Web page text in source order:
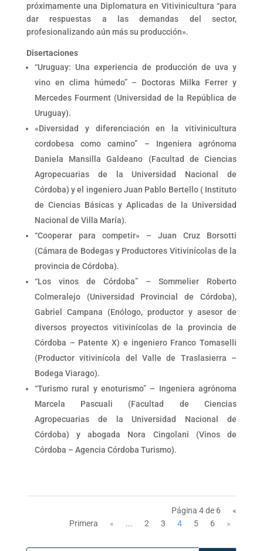
próximamente una Diplomatura en Vitivinicultura “para
dar respuestas a las demandas del sector,
profesionalizando aún más su producción».
Disertaciones
“Uruguay: Una experiencia de producción de uva y
vino en clima húmedo” – Doctoras Milka Ferrer y
Mercedes Fourment (Universidad de la República de
Uruguay).
«Diversidad y diferenciación en la vitivinicultura
cordobesa como camino” – Ingeniera agrónoma
Daniela Mansilla Galdeano (Facultad de Ciencias
Agropecuarias de la Universidad Nacional de
Córdoba) y el ingeniero Juan Pablo Bertello ( Instituto
de Ciencias Básicas y Aplicadas de la Universidad
Nacional de Villa María).
“Cooperar para competir» – Juan Cruz Borsotti
(Cámara de Bodegas y Productores Vitivinícolas de la
provincia de Córdoba).
“Los vinos de Córdoba” – Sommelier Roberto
Colmeralejo (Universidad Provincial de Córdoba),
Gabriel Campana (Enólogo, productor y asesor de
diversos proyectos vitivinícolas de la provincia de
Córdoba – Patente X) e ingeniero Franco Tomaselli
(Productor vitivinícola del Valle de Traslasierra –
Bodega Viarago).
“Turismo rural y enoturismo” – Ingeniera agrónoma
Marcela Pascuali (Facultad de Ciencias
Agropecuarias de la Universidad Nacional de
Córdoba) y abogada Nora Cingolani (Vinos de
Córdoba – Agencia Córdoba Turismo).
Página 4 de 6
«
Primera
« ... 2 3 4 5 6 »